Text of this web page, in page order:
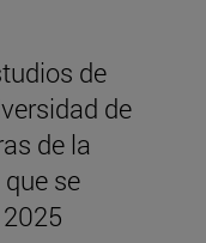
de
de
de la
se